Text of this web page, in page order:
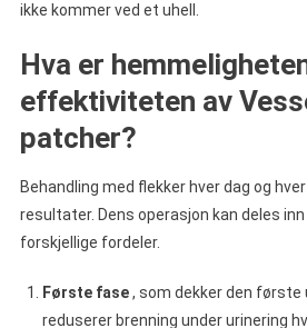
ikke kommer ved et uhell.
Hva er
effektiviteten av
patcher?
Behandling med flekker hver dag og
resultater. Dens operasjon kan deles
forskjellige fordeler.
Første fase, som dekker den første
reduserer brenning under urinering